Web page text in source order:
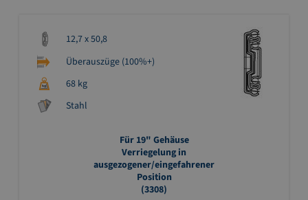
12,7 x 50,8
Überauszüge (100%+)
68 kg
Stahl
Für 19" Gehäuse
Verriegelung in
ausgezogener/eingefahrener
Position
(3308)